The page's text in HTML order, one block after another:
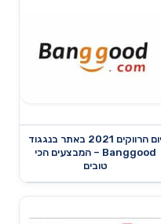
יום הרווקים 2021 באתר בנגגוד
Banggood – המבצעים הכי
טובים